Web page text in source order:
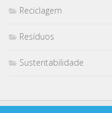
Reciclagem
Resíduos
Sustentabilidade